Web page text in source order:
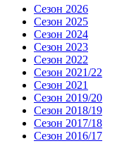
Сезон 2026
Сезон 2025
Сезон 2024
Сезон 2023
Сезон 2022
Сезон 2021/22
Сезон 2021
Сезон 2019/20
Сезон 2018/19
Сезон 2017/18
Сезон 2016/17